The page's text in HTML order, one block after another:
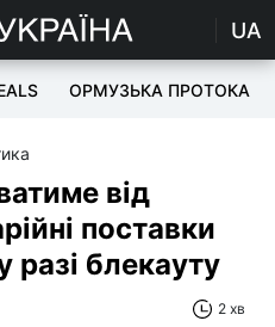
UA
ОРМУЗЬКА ПРОТОКА
від
поставки
разі блекауту
2 хв